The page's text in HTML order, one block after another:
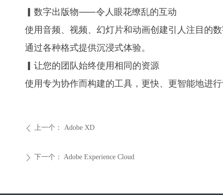
ꄴ 上一个： Adobe XD
ꄲ 下一个： Adobe Experience Cloud
▎数字出版物⸺令人眼花缭乱的互动
使用音频、视频、幻灯片和动画创建引人注目的
通过各种格式提供沉浸式体验。
▎让您的团队始终使用相同的资源
使用专为协作而构建的工具，更快、更智能地进